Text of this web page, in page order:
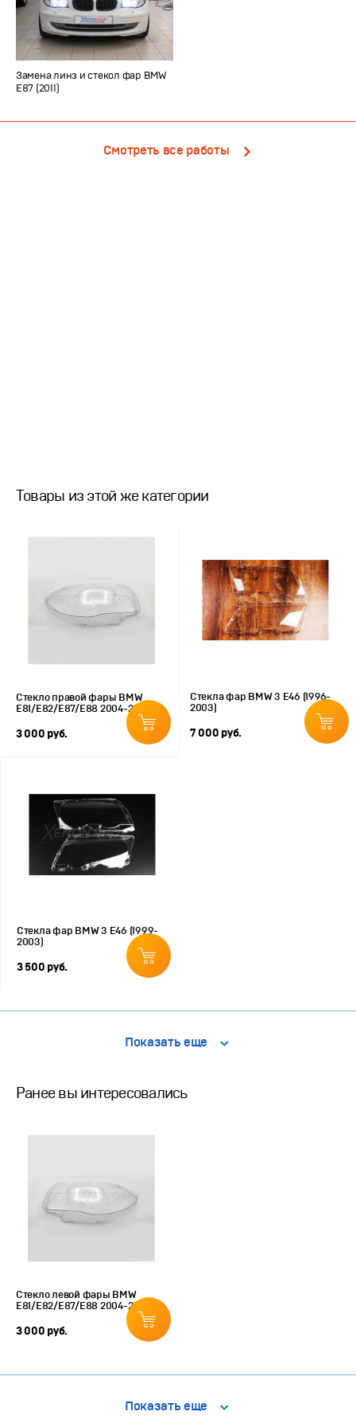
Замена линз и стекол фар BMW
E87 (2011)
Смотреть все работы
Товары из этой же категории
Стекло правой фары BMW
E81/E82/E87/E88 2004-2014
3 000 руб.
Стекла фар BMW 3 E46 (1996-
2003)
7 000 руб.
Стекла фар BMW 3 E46 (1999-
2003)
3 500 руб.
Показать еще
Ранее вы интересовались
Стекло левой фары BMW
E81/E82/E87/E88 2004-2014
3 000 руб.
Показать еще